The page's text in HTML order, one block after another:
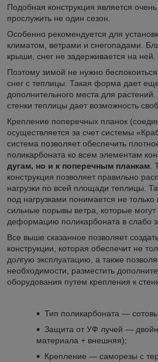
Подобная конструкция является
прослужить не один сезон.
Особенно рекомендуется для
климатом, ветрами и снегопадами.
крыши, снег не задерживается на ней.
Поэтому зимой не нужно
снег с теплицы. Такая форма дает
дополнительного места для
стенки теплицы дает возможность
Крепление поперечных планок
осуществляется за счет системы
система позволяет обеспечить
поликарбоната ко всем элементам
дугам, но и к поперечным планкам.
конструкция позволяет правильно
нагрузки по всей площади теплицы.
под нагрузками понимается не
сильные порывы ветра, которые
деформацию поликарбоната в слабо
Все выше сказанное позволяет
конструкции, которая обеспечит не
долгую эксплуатацию, а также
необходимости, разместить
оборудования путем крепления к
Тип поликарбоната ―
Защита от УФ лучей ―
материала + внешняя);
Крепление ― саморезы с